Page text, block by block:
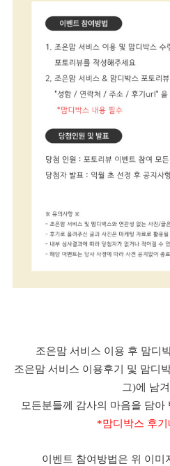
조은맘 서비스 이용 후 맘디
조은맘 서비스 이용후기 및 맘디
그)에 남
모든분들께 감사의 마음을 담
*맘디박스 후
이벤트 참여방법은 위 이미